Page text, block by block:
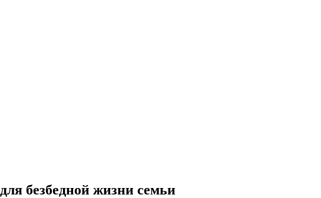
безбедной жизни семьи